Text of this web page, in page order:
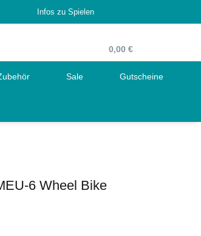
Infos zu Spielen
0,00 €
Sale Gutscheine
6 Wheel Bike